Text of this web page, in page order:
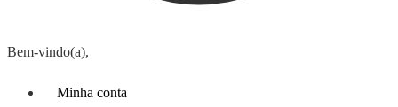
Bem-vindo(a),
Minha conta